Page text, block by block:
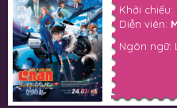
Khởi chiếu:
Diễn viên:
Ngôn ngữ: